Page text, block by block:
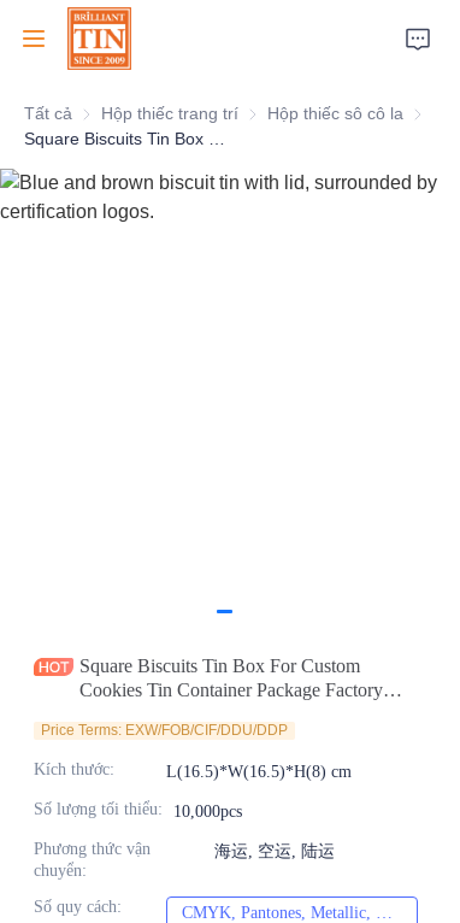
Tất cả Hộp thiếc trang trí Hộp thiếc trang trí
Hộp thiếc sô cô la Hộp
Square Biscuits Tin Box For Custom
Cookies Tin Container Package Factory
Price Terms: EXW/FOB/CIF/DDU/DDP
Kích thước: L(16.5)*W(16.5)*H(8) cm
Số lượng tối thiểu: 10,000pcs
Phương thức vận
chuyển:
海运, 空运, 陆运
Số quy cách: CMYK, Pantones, Metallic, Màu spot, v.v.
Trang chủ
Công ty